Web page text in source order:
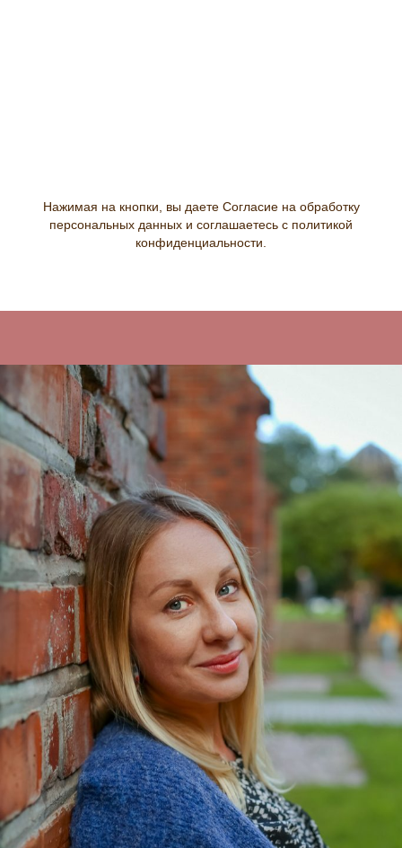
Нажимая на кнопки, вы даете Согласие на обработку
персональных данных и соглашаетесь c политикой
конфиденциальности